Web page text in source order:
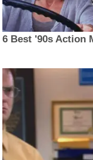
6 Best '90s Action